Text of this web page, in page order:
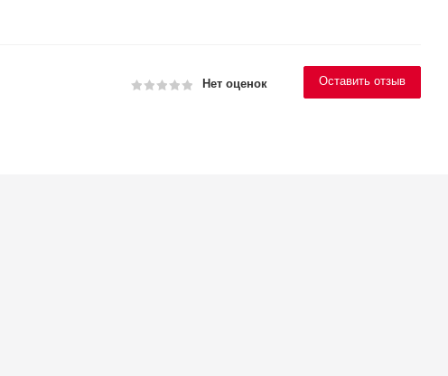
Нет оценок Оставить отзыв